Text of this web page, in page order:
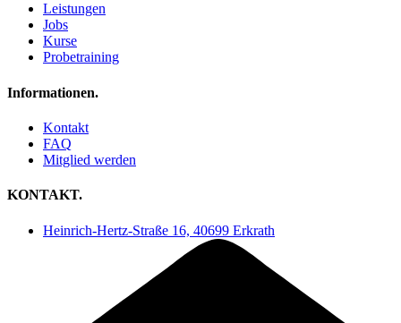
Leistungen
Jobs
Kurse
Probetraining
Informationen.
Kontakt
FAQ
Mitglied werden
KONTAKT.
Heinrich-Hertz-Straße 16, 40699 Erkrath